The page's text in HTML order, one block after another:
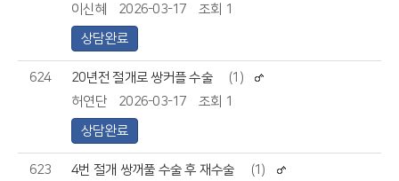
이신혜
2026-03-17
조회 1
상담완료
624 20년전 절개로 쌍커플 수술
(1)
허연단
2026-03-17
조회 1
상담완료
623 4번 절개 쌍꺼풀 수술 후 재수술
(1)